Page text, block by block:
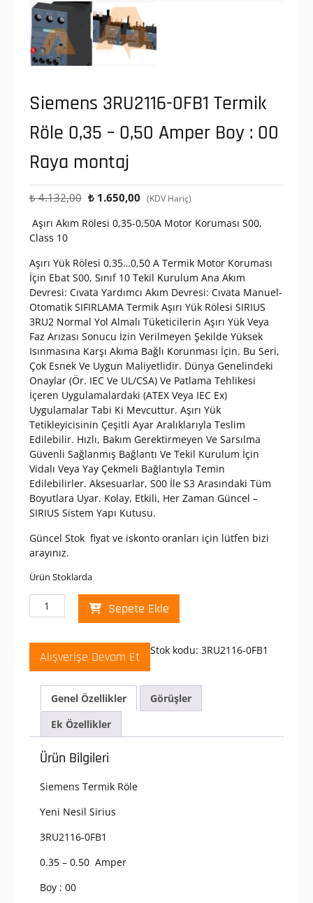
Siemens 3RU2116-0FB1 Termik
Röle 0,35 – 0,50 Amper Boy : 00
Raya montaj
₺4.132,00 Orijinal
₺ 4.132,00.
₺1.650,00 Şu
fiyat:
(KDV Hariç)
Aşırı Akım Rölesi 0,35-0,50A Motor Koruması S00,
Class 10
Aşırı Yük Rölesi 0,35…0,50 A Termik Motor Koruması
İçin Ebat S00, Sınıf 10 Tekil Kurulum Ana Akım
Devresi: Cıvata Yardımcı Akım Devresi: Cıvata Manuel-
Otomatik SIFIRLAMA Termik Aşırı Yük Rölesi SIRIUS
3RU2 Normal Yol Almalı Tüketicilerin Aşırı Yük Veya
Faz Arızası Sonucu İzin Verilmeyen Şekilde Yüksek
Isınmasına Karşı Akıma Bağlı Korunması İçin. Bu Seri,
Çok Esnek Ve Uygun Maliyetlidir. Dünya Genelindeki
Onaylar (Ör. IEC Ve UL/CSA) Ve Patlama Tehlikesi
İçeren Uygulamalardaki (ATEX Veya IEC Ex)
Uygulamalar Tabi Ki Mevcuttur. Aşırı Yük
Tetikleyicisinin Çeşitli Ayar Aralıklarıyla Teslim
Edilebilir. Hızlı, Bakım Gerektirmeyen Ve Sarsılma
Güvenli Sağlanmış Bağlantı Ve Tekil Kurulum İçin
Vidalı Veya Yay Çekmeli Bağlantıyla Temin
Edilebilirler. Aksesuarlar, S00 İle S3 Arasındaki Tüm
Boyutlara Uyar. Kolay, Etkili, Her Zaman Güncel –
SIRIUS Sistem Yapı Kutusu.
Güncel Stok fiyat ve iskonto oranları için lütfen bizi
arayınız.
Ürün Stoklarda
Siemens
3RU2116-
Termik
Röle
0,35
Amper
montaj
adet
Sepete Ekle
Alışverişe Devam Et Stok kodu: 3RU2116-0FB1
Genel Özellikler
Görüşler
Ek Özellikler
Ürün Bilgileri
Siemens Termik Röle
Yeni Nesil Sirius
3RU2116-0FB1
0.35 – 0.50 Amper
Boy : 00